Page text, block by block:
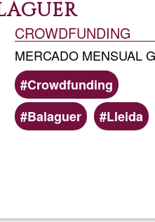
CROWDFUNDING
MERCADO MENSUAL
Crowdfunding
Balaguer
Lleida